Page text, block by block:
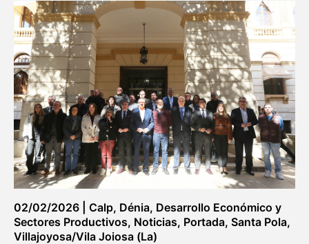
02/02/2026 Calp, Dénia, Desarrollo Económico y
Sectores Productivos, Noticias, Portada, Santa Pola,
Villajoyosa/Vila Joiosa (La)